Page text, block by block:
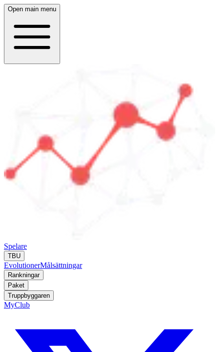
Open main menu
Spelare
TBU
EvolutionerMålsättningar
Rankningar
Paket
Truppbyggaren
MyClub